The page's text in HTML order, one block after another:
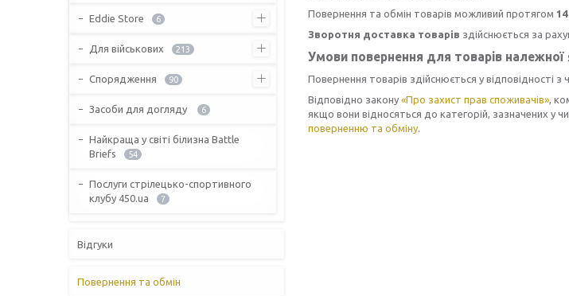
Повернення та обмін товарів можливий протягом
Зворотня доставка товарів здійснюється за
Умови повернення для товарів належної
Повернення товарів здійснюється у відповідності
Відповідно закону «Про захист прав споживачів»,
якщо вони відносяться до категорій, зазначених у
поверненню та обміну.
Eddie Store 6
Для військових 213
Спорядження 90
Засоби для догляду 6
Найкраща у світі білизна Battle
Briefs
54
Послуги стрілецько-спортивного
клубу 450.ua
7
Відгуки
Повернення та обмін